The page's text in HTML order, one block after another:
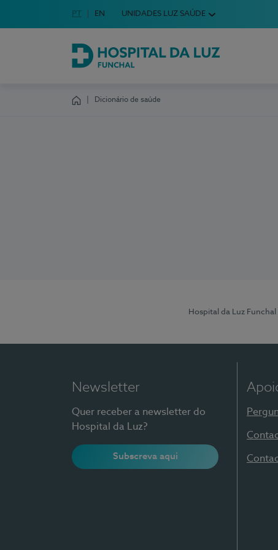
Escolha o seu idioma
Idioma em Português
PT English Language
EN UNIDADES LUZ SAÚDE
Hospital da Luz Funchal
Dicionário de saúde
Hospital da Luz Funchal
Newsletter
Quer receber a newsletter do
Hospital da Luz?
Subscreva aqui